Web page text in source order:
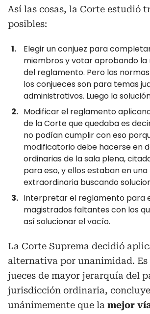
Así las cosas, la Corte estudió
posibles:
Elegir un conjuez para
miembros y votar aprobando la
del reglamento. Pero las
los conjueces son para temas
administrativos. Luego la
Modificar el reglamento
de la Corte que quedaba es decir
no podían cumplir con eso
modificatorio debe hacerse en
ordinarias de la sala plena,
para eso, y ellos estaban en una
extraordinaria buscando
Interpretar el reglamento para
magistrados faltantes con los
así solucionar el vacío.
La Corte Suprema decidió
alternativa por unanimidad. Es
jueces de mayor jerarquía del
jurisdicción ordinaria,
unánimemente que la mejor